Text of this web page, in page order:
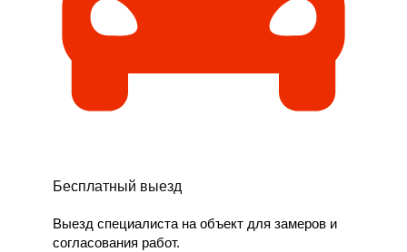
Бесплатный выезд
Выезд специалиста на объект для замеров и
согласования работ.